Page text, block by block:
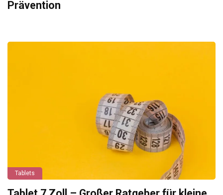
Prävention
Tablets